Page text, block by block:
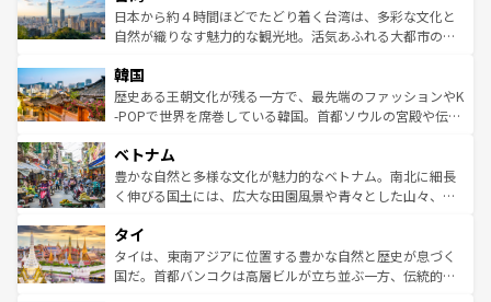
情報はコンテンツ一覧を参照してほしい。
人々、おいしいローカルフードやハワイアンミュージッ
ク、伝統的なフラダンスなど、すべてがハワイの魅力を彩
ワイを、存分に味わってほしい。 なお、新着のハワイ情報
はコンテンツ一覧を参照してほしい。
ク）、タスマニアの美しい原生林やケアンズの熱帯雨林な
ど、見どころがたくさん。また、カフェやワイン、オージ
いる。アクティビティも充実しており、サーフィンやダイ
ビング、ハイキングなど、アウトドア好きにはたまらな
い。オーストラリアの多彩な魅力を存分に味わいつくそ
参照してほしい。
日本から約４時間ほどでたどり着く台湾は、多彩な文化と
自然が織りなす魅力的な観光地。活気あふれる大都市の台
ン）、静ひつな山岳地帯である台湾東部など、都市の喧騒
と山間の静けさが共存しており、訪れる人に新しい発見と
驚きをもたらしてくれる。また、奥深い台湾の食文化も魅
容にもいいと評判のスイーツなど、バラエティ豊かな料理
が味わえる。 なお、新着の台湾情報は コンテンツ一覧を参
照してほしい。
韓国
歴史ある王朝文化が残る一方で、最先端のファッションやK
-POPで世界を席巻している韓国。首都ソウルの宮殿や伝統
き、地方に足を延ばせば四季折々の自然美を楽しむことが
できる。そして、キムチや焼肉、絶品のストリートフード
まで、さまざまな韓国料理が待っている。夜には、韓国な
リティに包まれながら、韓国の多彩な魅力を心ゆくまで味
わってみてほしい。 なお、新着の韓国情報はコンテンツ一
覧を参照してほしい。
ベトナム
豊かな自然と多様な文化が魅力的なベトナム。南北に細長
く伸びる国土には、広大な田園風景や青々とした山々、世
急速な発展と共に伝統が息づく。ハノイの古い町並みやホ
ーチミン市のフランス統治時代の建物も、独特の雰囲気を
醸し出している。また、バラエティの豊かさとおいしさで
タイ
タイは、東南アジアに位置する豊かな自然と歴史が息づく
国だ。首都バンコクは高層ビルが立ち並ぶ一方、伝統的な